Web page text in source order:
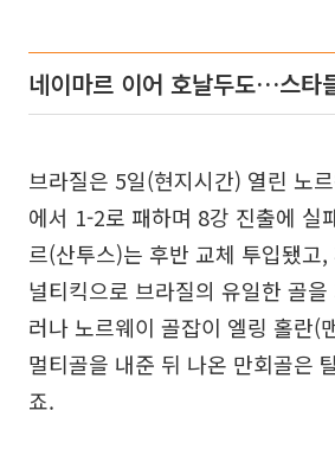
네이마르 이어 호날두도…스타
브라질은 5일(현지시간) 열린 노
에서 1-2로 패하며 8강 진출에 실
르(산투스)는 후반 교체 투입됐고
널티킥으로 브라질의 유일한 골
러나 노르웨이 골잡이 엘링 홀란(
멀티골을 내준 뒤 나온 만회골은
죠.